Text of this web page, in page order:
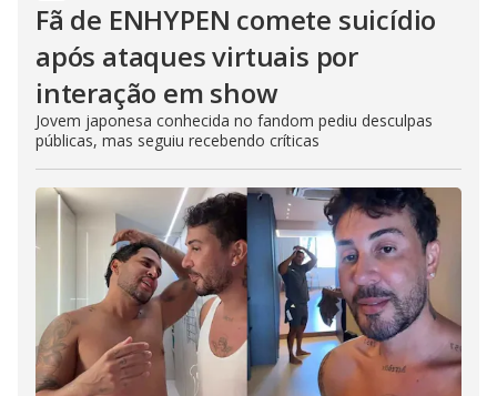
Fã de ENHYPEN comete suicídio
após ataques virtuais por
interação em show
Jovem japonesa conhecida no fandom pediu desculpas
públicas, mas seguiu recebendo críticas